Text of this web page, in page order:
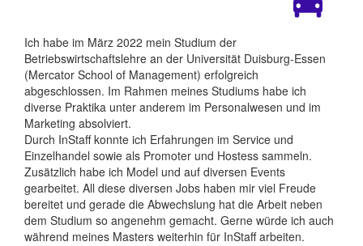
Ich habe im März 2022 mein Studium der
Betriebswirtschaftslehre an der Universität Duisburg-Essen
(Mercator School of Management) erfolgreich
abgeschlossen. Im Rahmen meines Studiums habe ich
diverse Praktika unter anderem im Personalwesen und im
Marketing absolviert.
Durch InStaff konnte ich Erfahrungen im Service und
Einzelhandel sowie als Promoter und Hostess sammeln.
Zusätzlich habe ich Model und auf diversen Events
gearbeitet. All diese diversen Jobs haben mir viel Freude
bereitet und gerade die Abwechslung hat die Arbeit neben
dem Studium so angenehm gemacht. Gerne würde ich auch
während meines Masters weiterhin für InStaff arbeiten.